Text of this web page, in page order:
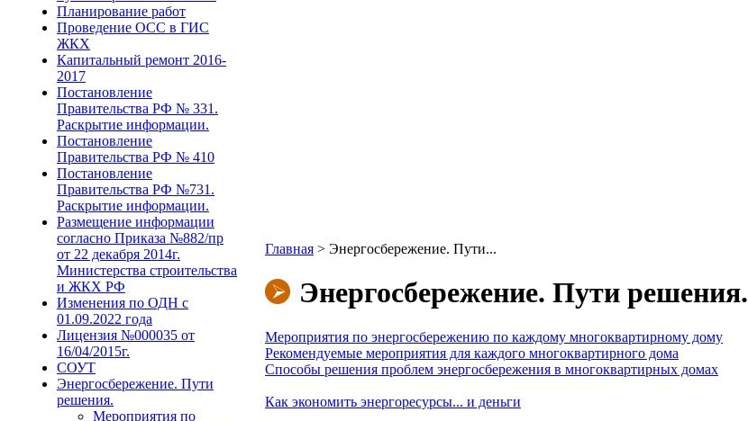
Планирование работ
Проведение ОСС в ГИС
ЖКХ
Капитальный ремонт 2016-
2017
Постановление
Правительства РФ № 331.
Раскрытие информации.
Постановление
Правительства РФ № 410
Постановление
Правительства РФ №731.
Раскрытие информации.
Размещение информации
согласно Приказа №882/пр
от 22 декабря 2014г.
Министерства строительства
и ЖКХ РФ
Изменения по ОДН с
01.09.2022 года
Лицензия №000035 от
16/04/2015г.
СОУТ
Энергосбережение. Пути
решения.
Мероприятия по
Главная > Энергосбережение. Пути...
Энергосбережение. Пути решения.
Мероприятия по энергосбережению по каждому многоквартирному дому
Рекомендуемые мероприятия для каждого многоквартирного дома
Способы решения проблем энергосбережения в многоквартирных домах
Как экономить энергоресурсы... и деньги